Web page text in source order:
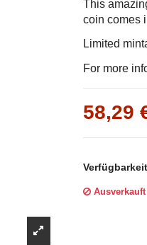
This
coin comes
Limited
For more
58,29
Verfügbarkeit
Ausverkauft